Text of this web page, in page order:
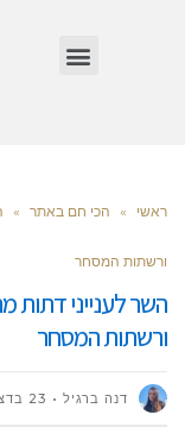
ראשי » הכי חם באתר »
ורשתות המסחר
השר לענייני דתות
ורשתות המסחר
דנה ברגיל 23 בדצמבר 2021